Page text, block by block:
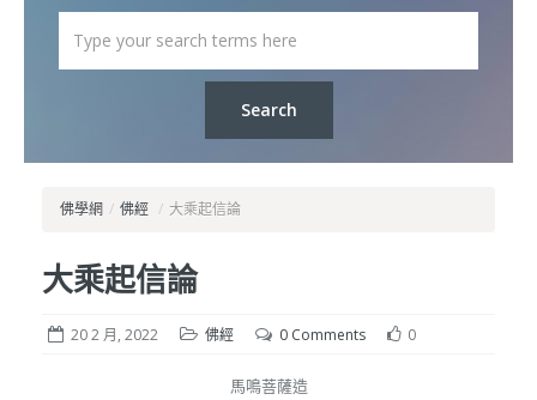
佛學網 / 佛經 / 大乘起信論
大乘起信論
20 2 月, 2022 佛經 0 Comments 0
馬鳴菩薩造